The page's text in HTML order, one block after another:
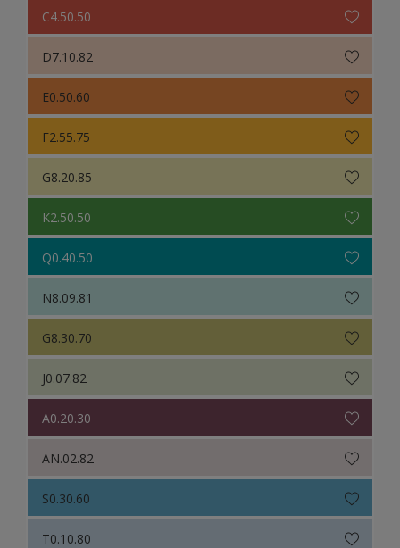
C4.50.50
D7.10.82
E0.50.60
F2.55.75
G8.20.85
K2.50.50
Q0.40.50
N8.09.81
G8.30.70
J0.07.82
A0.20.30
AN.02.82
S0.30.60
T0.10.80